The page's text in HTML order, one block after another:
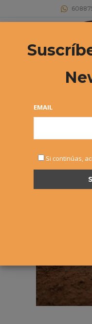
Buscar:
MASTERS
EMAIL
Si continúas,